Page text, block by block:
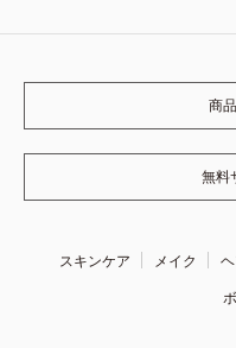
商
無料
スキンケア メイク